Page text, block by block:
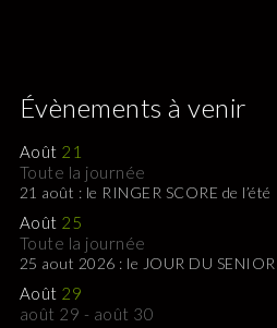
Évènements à venir
Août 21
Toute la journée
21 août : le RINGER SCORE de l’été
Août 25
Toute la journée
25 aout 2026 : le JOUR DU SENIOR
Août 29
août 29 - août 30